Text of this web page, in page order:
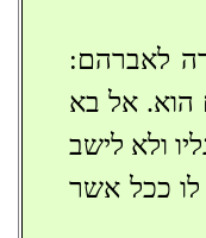
לאברהם:
הוא. אל בא
ולא לישב
ככל אשר